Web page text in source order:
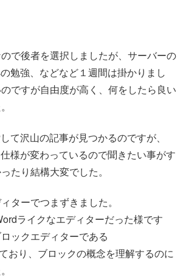
で後者を選択しましたが、サーバーの
勉強、などなど１週間は掛かりまし
ですが自由度が高く、何をしたら良い
て沢山の記事が見つかるのですが、
様が変わっているので聞きたい事がす
たり結構大変でした。
ターでつまずきました。
ライクなエディターだった様です
ックエディターである
おり、ブロックの概念を理解するのに